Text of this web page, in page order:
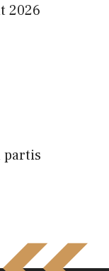
2026
partis